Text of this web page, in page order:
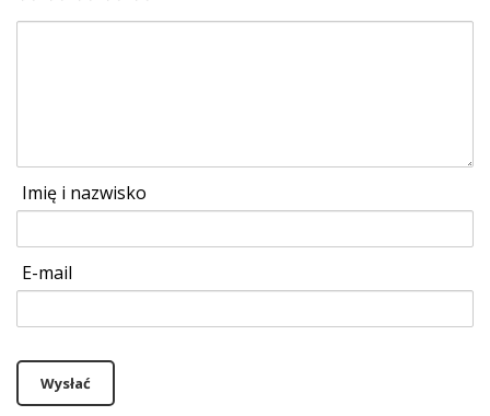
Imię i nazwisko
E-mail
Wysłać